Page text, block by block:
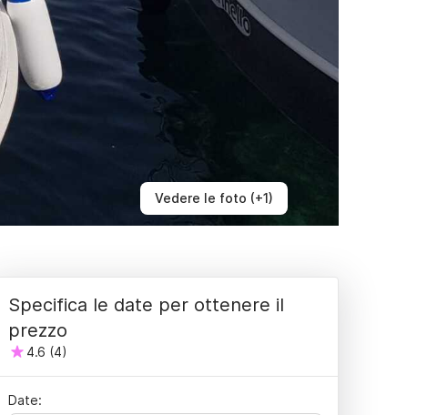
Vedere le foto (+1)
Specifica le date per ottenere il
prezzo
4.6 (4)
Date: